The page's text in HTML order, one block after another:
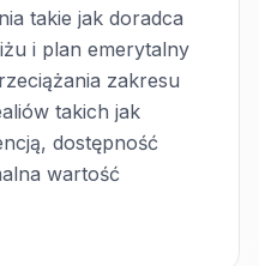
takie jak doradca
i plan emerytalny
zakresu
takich jak
dostępność
wartość